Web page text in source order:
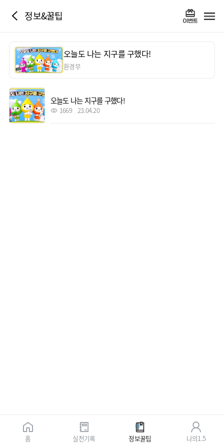
정보&꿀팁
오늘도 나는 지구를 구했다!
환경부
오늘도 나는 지구를 구했다!
1669 23.04.20
홈 실천기록 정보꿀팁 나의1.5